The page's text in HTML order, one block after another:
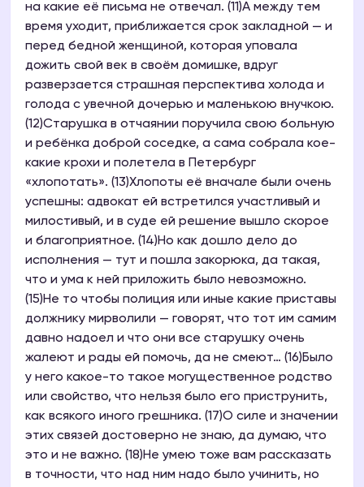
на какие её письма не отвечал. (11)А между тем
время уходит, приближается срок закладной — и
перед бедной женщиной, которая уповала
дожить свой век в своём домишке, вдруг
разверзается страшная перспектива холода и
голода с увечной дочерью и маленькою внучкою.
(12)Старушка в отчаянии поручила свою больную
и ребёнка доброй соседке, а сама собрала кое-
какие крохи и полетела в Петербург
«хлопотать». (13)Хлопоты её вначале были очень
успешны: адвокат ей встретился участливый и
милостивый, и в суде ей решение вышло скорое
и благоприятное. (14)Но как дошло дело до
исполнения — тут и пошла закорюка, да такая,
что и ума к ней приложить было невозможно.
(15)Не то чтобы полиция или иные какие приставы
должнику мирволили — говорят, что тот им самим
давно надоел и что они все старушку очень
жалеют и рады ей помочь, да не смеют… (16)Было
у него какое-то такое могущественное родство
или свойство, что нельзя было его приструнить,
как всякого иного грешника. (17)О силе и значении
этих связей достоверно не знаю, да думаю, что
это и не важно. (18)Не умею тоже вам рассказать
в точности, что над ним надо было учинить, но